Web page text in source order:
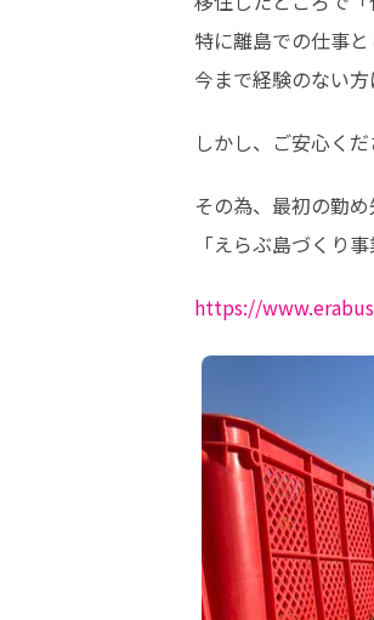
特に離島での仕事
今まで経験のない方
しかし、ご安心く
その為、最初の勤
「えらぶ島づくり
https://